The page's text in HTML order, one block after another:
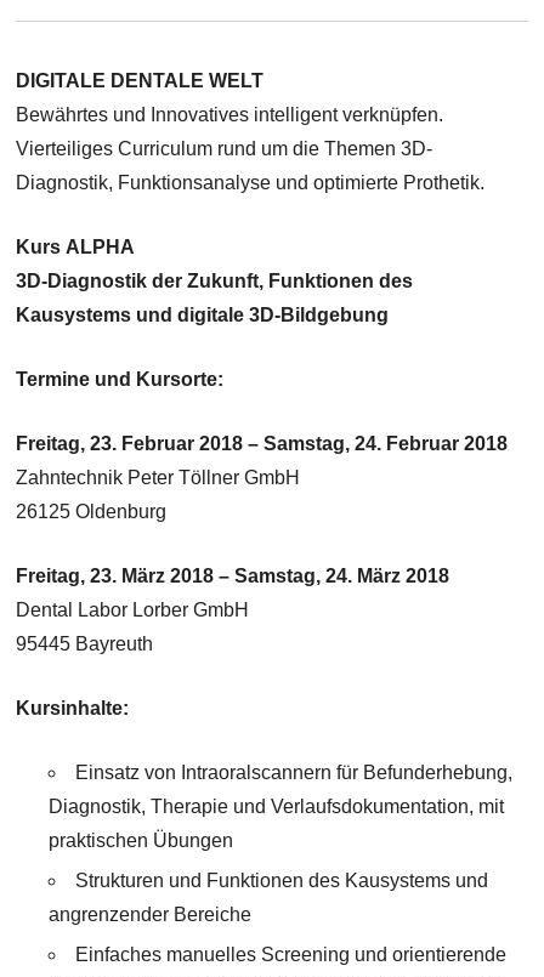
DIGITALE DENTALE WELT
Bewährtes und Innovatives intelligent verknüpfen.
Vierteiliges Curriculum rund um die Themen 3D-
Diagnostik, Funktionsanalyse und optimierte Prothetik.
Kurs ALPHA
3D-Diagnostik der Zukunft, Funktionen des
Kausystems und digitale 3D-Bildgebung
Termine und Kursorte:
Freitag, 23. Februar 2018 – Samstag, 24. Februar 2018
Zahntechnik Peter Töllner GmbH
26125 Oldenburg
Freitag, 23. März 2018 – Samstag, 24. März 2018
Dental Labor Lorber GmbH
95445 Bayreuth
Kursinhalte:
Einsatz von Intraoralscannern für Befunderhebung,
Diagnostik, Therapie und Verlaufsdokumentation, mit
praktischen Übungen
Strukturen und Funktionen des Kausystems und
angrenzender Bereiche
Einfaches manuelles Screening und orientierende